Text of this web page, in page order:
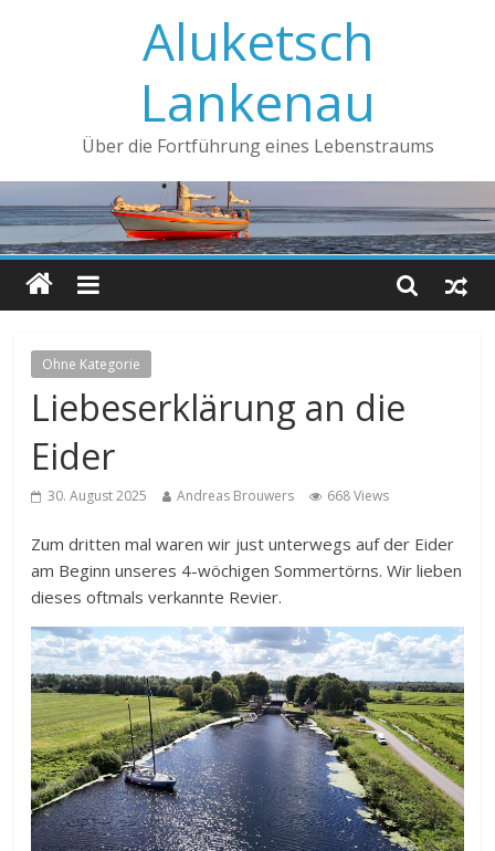
Aluketsch
Lankenau
Über die Fortführung eines Lebenstraums
Ohne Kategorie
Liebeserklärung an die
Eider
30. August 2025 Andreas Brouwers 668 Views
Zum dritten mal waren wir just unterwegs auf der Eider
am Beginn unseres 4-wöchigen Sommertörns. Wir lieben
dieses oftmals verkannte Revier.